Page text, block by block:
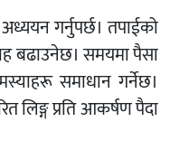
गर्नुपर्छ। तपाईको
बढाउनेछ। समयमा पैसा
समाधान गर्नेछ।
लिङ्ग प्रति आकर्षण पैदा